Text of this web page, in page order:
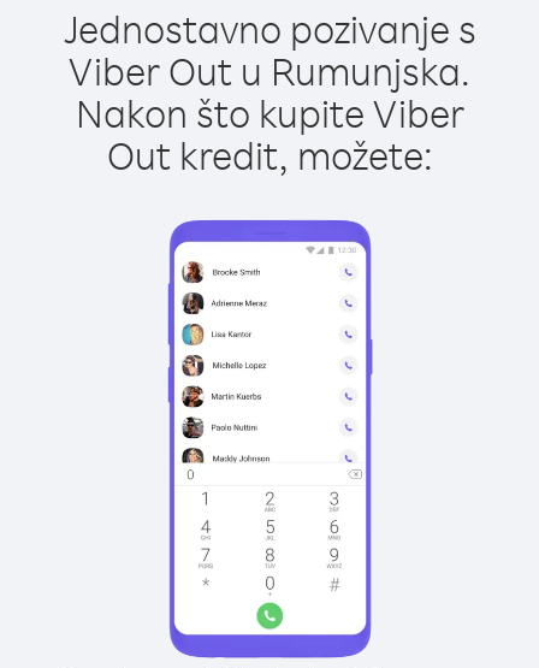
Jednostavno pozivanje s
Viber Out u Rumunjska.
Nakon što kupite Viber
Out kredit, možete: